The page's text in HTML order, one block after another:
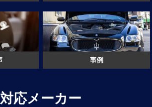
対応メーカー